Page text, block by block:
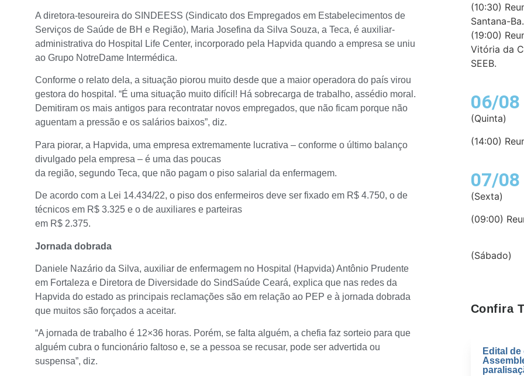
A diretora-tesoureira do SINDEESS (Sindicato dos Empregados em Estabelecimentos de
Serviços de Saúde de BH e Região), Maria Josefina da Silva Souza, a Teca, é auxiliar-
administrativa do Hospital Life Center, incorporado pela Hapvida quando a empresa se uniu
ao Grupo NotreDame Intermédica.
Conforme o relato dela, a situação piorou muito desde que a maior operadora do país virou
gestora do hospital. “É uma situação muito difícil! Há sobrecarga de trabalho, assédio moral.
Demitiram os mais antigos para recontratar novos empregados, que não ficam porque não
aguentam a pressão e os salários baixos”, diz.
Para piorar, a Hapvida, uma empresa extremamente lucrativa – conforme o último balanço
divulgado pela empresa – é uma das poucas
da região, segundo Teca, que não pagam o piso salarial da enfermagem.
De acordo com a Lei 14.434/22, o piso dos enfermeiros deve ser fixado em R$ 4.750, o de
técnicos em R$ 3.325 e o de auxiliares e parteiras
em R$ 2.375.
Jornada dobrada
Daniele Nazário da Silva, auxiliar de enfermagem no Hospital (Hapvida) Antônio Prudente
em Fortaleza e Diretora de Diversidade do SindSaúde Ceará, explica que nas redes da
Hapvida do estado as principais reclamações são em relação ao PEP e à jornada dobrada
que muitos são forçados a aceitar.
“A jornada de trabalho é 12×36 horas. Porém, se falta alguém, a chefia faz sorteio para que
alguém cubra o funcionário faltoso e, se a pessoa se recusar, pode ser advertida ou
suspensa”, diz.
(10:30)
Santana-Ba.
(19:00)
Vitória da
SEEB.
06/08
(Quinta)
(14:00)
07/08
(Sexta)
(09:00)
(Sábado)
Confira
Edital